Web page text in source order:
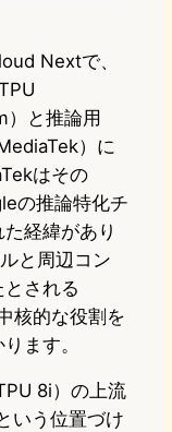
Nextで、
と推論用
）に
はその
の推論特化チ
経緯があり
と周辺コン
される
核的な役割を
ます。
8i）の上流
いう位置づけ